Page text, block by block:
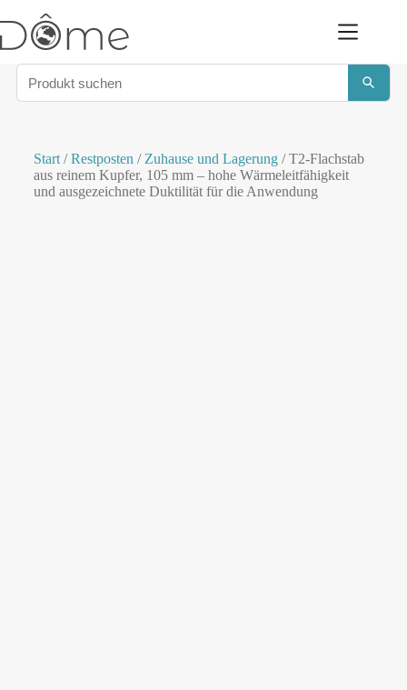
Start/Restposten / Zuhause und Lagerung/ T2-Flachstab
aus reinem Kupfer, 105 mm – hohe Wärmeleitfähigkeit
und ausgezeichnete Duktilität für die Anwendung